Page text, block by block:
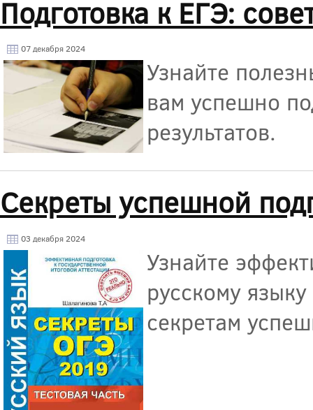
Подготовка к ЕГЭ:
07 декабря 2024
Узнайте
вам успешно
результатов.
Секреты успешной
03 декабря 2024
Узнайте
русскому
секретам